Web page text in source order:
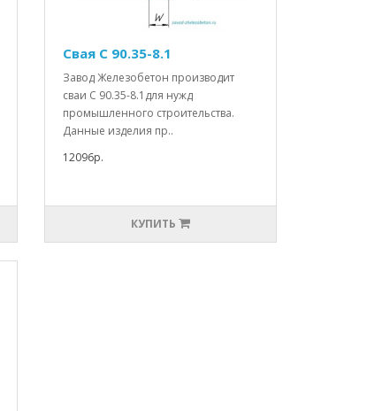
Свая С 90.35-8.1
Завод Железобетон производит
сваи С 90.35-8.1для нужд
промышленного строительства.
Данные изделия пр..
12096р.
КУПИТЬ